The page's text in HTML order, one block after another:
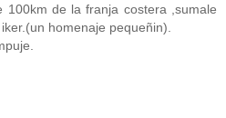
100km de la franja costera ,sumale
homenaje pequeñin).